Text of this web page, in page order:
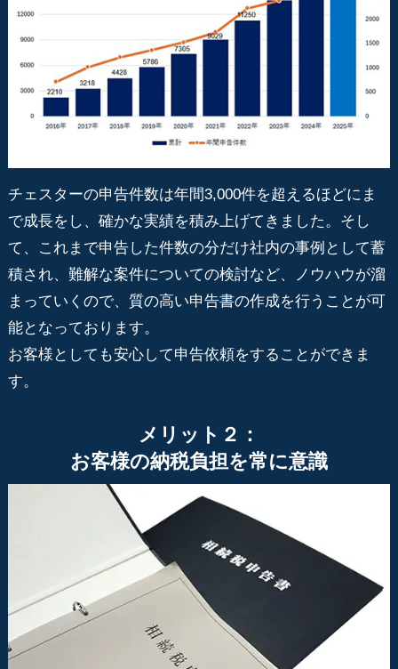
チェスターの申告件数は年間3,000件を超えるほどにま
で成長をし、確かな実績を積み上げてきました。そし
て、これまで申告した件数の分だけ社内の事例として蓄
積され、難解な案件についての検討など、ノウハウが溜
まっていくので、質の高い申告書の作成を行うことが可
能となっております。
お客様としても安心して申告依頼をすることができま
す。
メリット２：
お客様の納税負担を常に意識